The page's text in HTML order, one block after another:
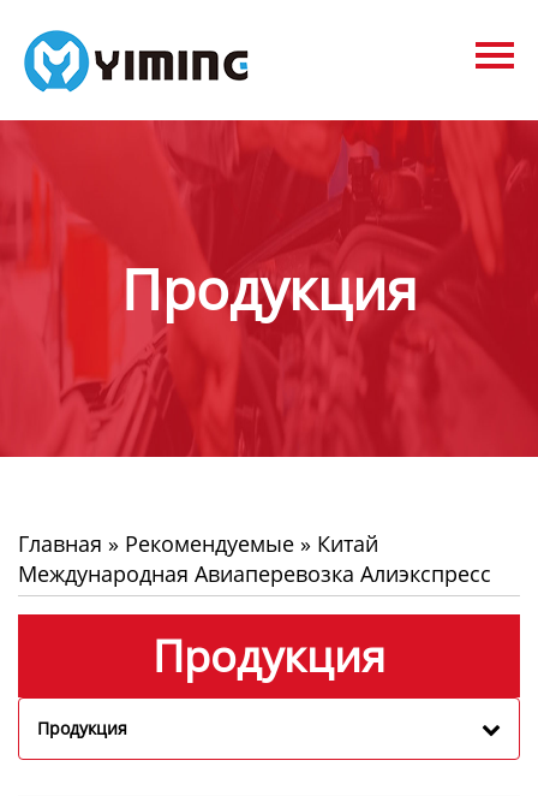
Tags
видео
О нас
Продукция
Главная » Рекомендуемые » Китай
Международная Авиаперевозка Алиэкспресс
Продукция
Продукция